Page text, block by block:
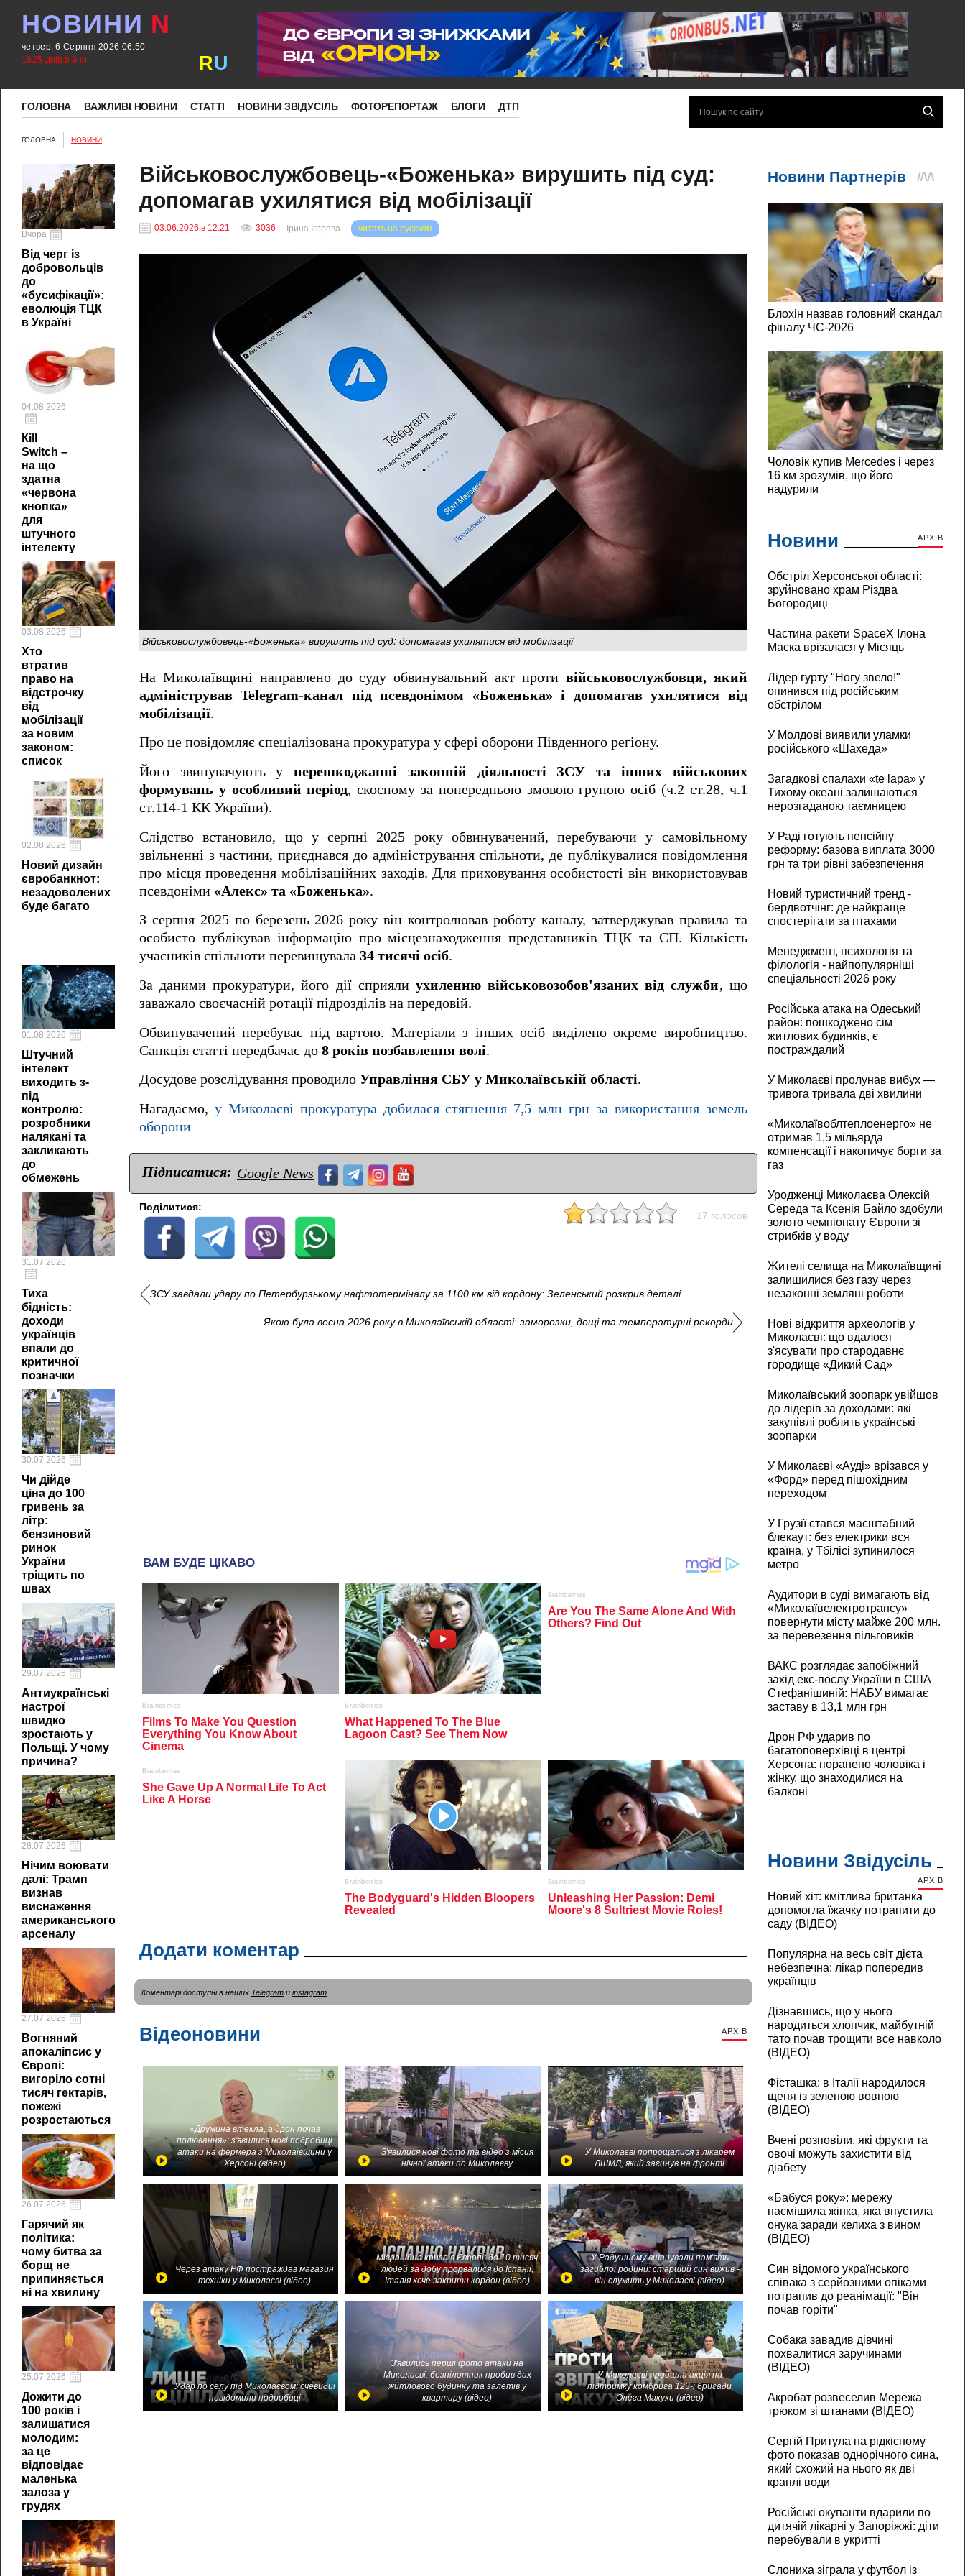
НОВИНИ N
четвер, 6 Серпня 2026 06:50
1625 днів війни
RU
ГОЛОВНА ВАЖЛИВІ НОВИНИ СТАТТІ НОВИНИ ЗВІДУСІЛЬ ФОТОРЕПОРТАЖ БЛОГИ ДТП
ГОЛОВНА НОВИНИ
Вчора
Від черг із
добровольців
до
«бусифікації»:
еволюція ТЦК
в Україні
04.08.2026
Кill
Switch –
на що
здатна
«червона
кнопка»
для
штучного
інтелекту
03.08.2026
Хто
втратив
право на
відстрочку
від
мобілізації
за новим
законом:
список
02.08.2026
Новий дизайн
євробанкнот:
незадоволених
буде багато
01.08.2026
Штучний
інтелект
виходить з-
під
контролю:
розробники
налякані та
закликають
до
обмежень
31.07.2026
Тиха
бідність:
доходи
українців
впали до
критичної
позначки
30.07.2026
Чи дійде
ціна до 100
гривень за
літр:
бензиновий
ринок
України
тріщить по
швах
29.07.2026
Антиукраїнські
настрої
швидко
зростають у
Польщі. У чому
причина?
28.07.2026
Нічим воювати
далі: Трамп
визнав
виснаження
американського
арсеналу
27.07.2026
Вогняний
апокаліпсис у
Європі:
вигоріло сотні
тисяч гектарів,
пожежі
розростаються
26.07.2026
Гарячий як
політика:
чому битва за
борщ не
припиняється
ні на хвилину
25.07.2026
Дожити до
100 років і
залишатися
молодим:
за це
відповідає
маленька
залоза у
грудях
Військовослужбовець-«Боженька» вирушить під суд:
допомагав ухилятися від мобілізації
03.06.2026 в 12:21 3036 читать на русском
Ірина Ігорева
Військовослужбовець-«Боженька» вирушить під суд: допомагав ухилятися від мобілізації
На Миколаївщині направлено до суду обвинувальний акт проти військовослужбовця, який
адміністрував Telegram-канал під псевдонімом «Боженька» і допомагав ухилятися від
мобілізації.
Про це повідомляє спеціалізована прокуратура у сфері оборони Південного регіону.
Його звинувачують уперешкоджанні законній діяльності ЗСУ та інших військових
формувань у особливий період, скоєному за попередньою змовою групою осіб (ч.2 ст.28, ч.1
ст.114-1 КК України).
Слідство встановило, що у серпні 2025 року обвинувачений, перебуваючи у самовільному
звільненні з частини, приєднався до адміністрування спільноти, де публікувалися повідомлення
про місця проведення мобілізаційних заходів. Для приховування особистості він використовував
псевдоніми «Алекс» та «Боженька».
З серпня 2025 по березень 2026 року він контролював роботу каналу, затверджував правила та
особисто публікував інформацію про місцезнаходження представників ТЦК та СП. Кількість
учасників спільноти перевищувала 34 тисячі осіб.
За даними прокуратури, його дії сприяли ухиленню військовозобов'язаних від служби, що
заважало своєчасній ротації підрозділів на передовій.
Обвинувачений перебуває під вартою. Матеріали з інших осіб виділено окреме виробництво.
Санкція статті передбачає до 8 років позбавлення волі.
Досудове розслідування проводило Управління СБУ у Миколаївській області.
Нагадаємо, у Миколаєві прокуратура добилася стягнення 7,5 млн грн за використання земель
оборони
Підписатися: Google News
Поділитися:
17 голосов
ЗСУ завдали удару по Петербурзькому нафтотерміналу за 1100 км від кордону: Зеленський розкрив деталі
Якою була весна 2026 року в Миколаївській області: заморозки, дощі та температурні рекорди
Додати коментар
Коментарі доступні в наших Telegram и instagram
Відеоновини АРХІВ
«Дружина втекла, а дрон почав
полювання»: з'явилися нові подробиці
атаки на фермера з Миколаївщини у
Херсоні (відео)
З'явилися нові фото та відео з місця
нічної атаки по Миколаєву
У Миколаєві попрощалися з лікарем
ЛШМД, який загинув на фронті
Через атаку РФ постраждав магазин
техніки у Миколаєві (відео)
Міграційна криза в Європі: до 10 тисяч
людей за добу прорвалися до Іспанії,
Італія хоче закрити кордон (відео)
У Радушному вшанували пам'ять
загиблої родини: старший син вижив -
він служить у Миколаєві (відео)
Удар по селу під Миколаєвом: очевидці
повідомили подробиці
З'явились перші фото атаки на
Миколаєві: безпілотник пробив дах
житлового будинку та залетів у
квартиру (відео)
У Миколаєві пройшла акція на
підтримку комбрига 123-ї бригади
Олега Макухи (відео)
Новини АРХІВ
Обстріл Херсонської області:
зруйновано храм Різдва
Богородиці
Частина ракети SpaceX Ілона
Маска врізалася у Місяць
Лідер гурту "Ногу звело!"
опинився під російським
обстрілом
У Молдові виявили уламки
російського «Шахеда»
Загадкові спалахи «te lapa» у
Тихому океані залишаються
нерозгаданою таємницею
У Раді готують пенсійну
реформу: базова виплата 3000
грн та три рівні забезпечення
Новий туристичний тренд -
бердвотчінг: де найкраще
спостерігати за птахами
Менеджмент, психологія та
філологія - найпопулярніші
спеціальності 2026 року
Російська атака на Одеський
район: пошкоджено сім
житлових будинків, є
постраждалий
У Миколаєві пролунав вибух —
тривога тривала дві хвилини
«Миколаївоблтеплоенерго» не
отримав 1,5 мільярда
компенсації і накопичує борги за
газ
Уродженці Миколаєва Олексій
Середа та Ксенія Байло здобули
золото чемпіонату Європи зі
стрибків у воду
Жителі селища на Миколаївщині
залишилися без газу через
незаконні земляні роботи
Нові відкриття археологів у
Миколаєві: що вдалося
з'ясувати про стародавнє
городище «Дикий Сад»
Миколаївський зоопарк увійшов
до лідерів за доходами: які
закупівлі роблять українські
зоопарки
У Миколаєві «Ауді» врізався у
«Форд» перед пішохідним
переходом
У Грузії стався масштабний
блекаут: без електрики вся
країна, у Тбілісі зупинилося
метро
Аудитори в суді вимагають від
«Миколаївелектротрансу»
повернути місту майже 200 млн.
за перевезення пільговиків
ВАКС розглядає запобіжний
захід екс-послу України в США
Стефанішиній: НАБУ вимагає
заставу в 13,1 млн грн
Дрон РФ ударив по
багатоповерхівці в центрі
Херсона: поранено чоловіка і
жінку, що знаходилися на
балконі
Новини Звідусіль
АРХІВ
Новий хіт: кмітлива британка
допомогла їжачку потрапити до
саду (ВІДЕО)
Популярна на весь світ дієта
небезпечна: лікар попередив
українців
Дізнавшись, що у нього
народиться хлопчик, майбутній
тато почав трощити все навколо
(ВІДЕО)
Фісташка: в Італії народилося
щеня із зеленою вовною
(ВІДЕО)
Вчені розповіли, які фрукти та
овочі можуть захистити від
діабету
«Бабуся року»: мережу
насмішила жінка, яка впустила
онука заради келиха з вином
(ВІДЕО)
Син відомого українського
співака з серйозними опіками
потрапив до реанімації: "Він
почав горіти"
Собака завадив дівчині
похвалитися заручинами
(ВІДЕО)
Акробат розвеселив Мережа
трюком зі штанами (ВІДЕО)
Сергій Притула на рідкісному
фото показав однорічного сина,
який схожий на нього як дві
краплі води
Російські окупанти вдарили по
дитячій лікарні у Запоріжжі: діти
перебували в укритті
Слониха зіграла у футбол із